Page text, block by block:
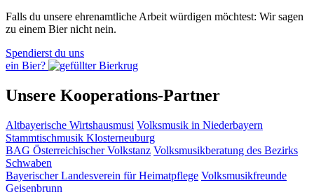
Falls du unsere ehrenamtliche Arbeit würdigen möchtest: Wir sagen
zu einem Bier nicht nein.
Spendierst du uns
ein Bier?
Unsere Kooperations-Partner
Altbayerische Wirtshausmusi Volksmusik in Niederbayern
Stammtischmusik Klosterneuburg
BAG Österreichischer Volkstanz Volksmusikberatung des Bezirks
Schwaben
Bayerischer Landesverein für Heimatpflege Volksmusikfreunde
Geisenbrunn